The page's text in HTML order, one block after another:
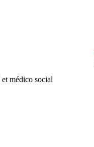
médico social